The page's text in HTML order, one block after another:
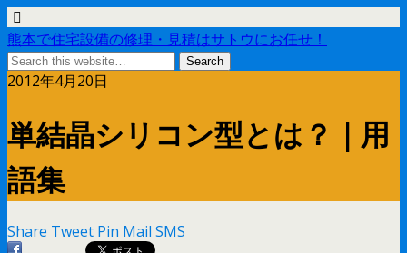
熊本で住宅設備の修理・見積はサトウにお任せ！
2012年4月20日
単結晶シリコン型とは？｜用
語集
Share Tweet Pin Mail SMS